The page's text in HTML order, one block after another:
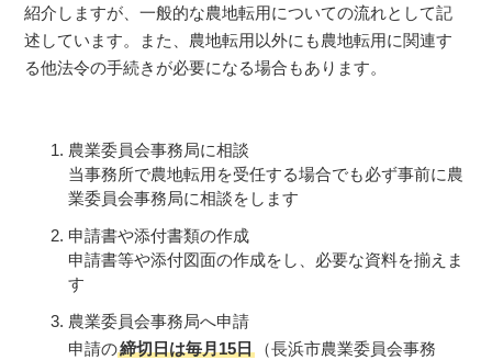
紹介しますが、一般的な農地転用についての流れとして記
述しています。また、農地転用以外にも農地転用に関連す
る他法令の手続きが必要になる場合もあります。
農業委員会事務局に相談
当事務所で農地転用を受任する場合でも必ず事前に農
業委員会事務局に相談をします
申請書や添付書類の作成
申請書等や添付図面の作成をし、必要な資料を揃えま
す
農業委員会事務局へ申請
申請の締切日は毎月15日
（長浜市農業委員会事務